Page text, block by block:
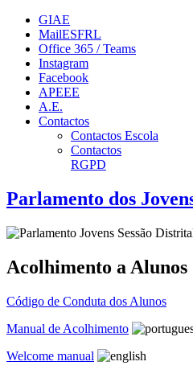
GIAE
MailESFRL
Office 365 / Teams
Instagram
Facebook
APEEE
A.E.
Contactos
Contactos Escola
Contactos
RGPD
Parlamento dos
Acolhimento a Alunos
Código de Conduta dos Alunos
Manual de Acolhimento
Welcome manual